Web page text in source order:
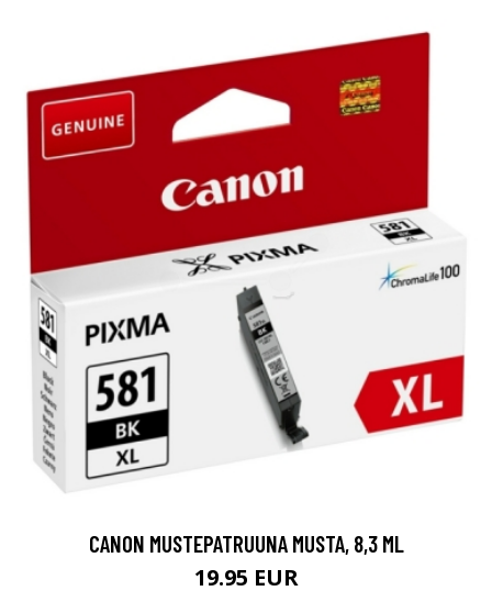
CANON MUSTEPATRUUNA MUSTA, 8,3 ML
19.95 EUR